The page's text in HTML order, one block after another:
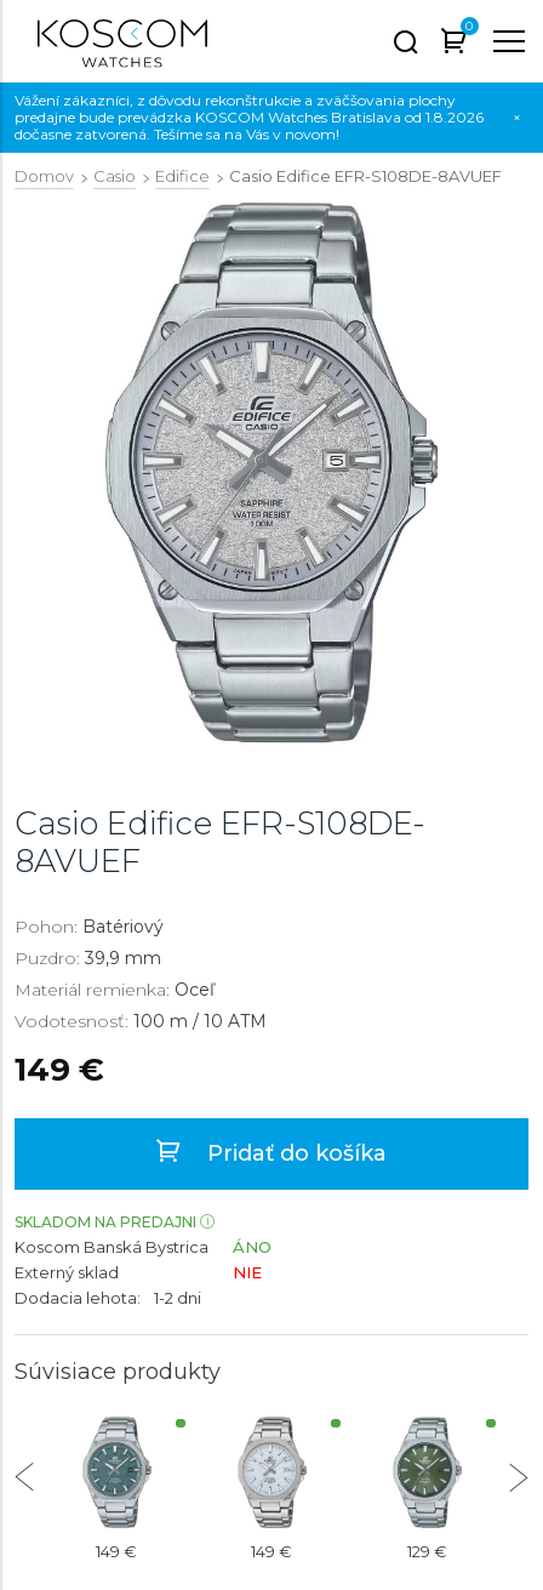
0
Vážení zákazníci, z dôvodu rekonštrukcie a zväčšovania plochy
predajne bude prevádzka KOSCOM Watches Bratislava od 1.8.2026
dočasne zatvorená. Tešíme sa na Vás v novom!
×
Domov Casio Edifice Casio Edifice EFR-S108DE-8AVUEF
Casio Edifice EFR-S108DE-
8AVUEF
Pohon: Batériový
Puzdro: 39,9 mm
Materiál remienka: Oceľ
Vodotesnosť: 100 m / 10 ATM
149 €
Pridať do košíka
SKLADOM NA PREDAJNI
Koscom Banská Bystrica
ÁNO
Externý sklad
NIE
Dodacia lehota:
1-2 dni
Súvisiace produkty
149 € 149 € 129 €